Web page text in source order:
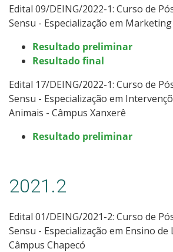
Edital 09/DEING/2022-1: Curso de
Sensu - Especialização em
Resultado preliminar
Resultado final
Edital 17/DEING/2022-1: Curso de
Sensu - Especialização em
Animais - Câmpus Xanxerê
Resultado preliminar
2021.2
Edital 01/DEING/2021-2: Curso de
Sensu - Especialização em Ensino
Câmpus Chapecó